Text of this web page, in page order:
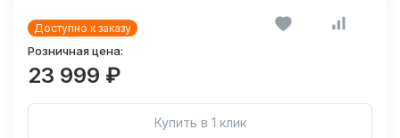
Доступно к заказу
Розничная цена:
23 999 ₽
Купить в 1 клик